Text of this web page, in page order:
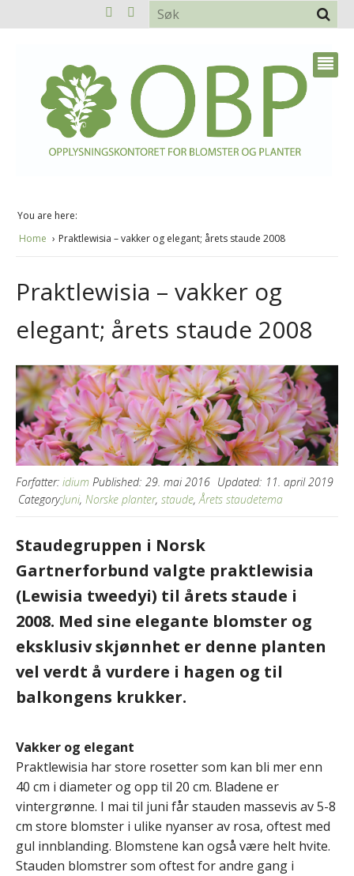
You are here:
Home
Praktlewisia – vakker og elegant; årets staude 2008
Praktlewisia – vakker og
elegant; årets staude 2008
Forfatter: idium Published: 29. mai 2016 Updated: 11. april 2019
Category:Juni, Norske planter, staude,Årets staudetema
Staudegruppen i Norsk
Gartnerforbund valgte praktlewisia
(Lewisia tweedyi) til årets staude i
2008. Med sine elegante blomster og
eksklusiv skjønnhet er denne planten
vel verdt å vurdere i hagen og til
balkongens krukker.
Vakker og elegant
Praktlewisia har store rosetter som kan bli mer enn
40 cm i diameter og opp til 20 cm. Bladene er
vintergrønne. I mai til juni får stauden massevis av 5-8
cm store blomster i ulike nyanser av rosa, oftest med
gul innblanding. Blomstene kan også være helt hvite.
Stauden blomstrer som oftest for andre gang i